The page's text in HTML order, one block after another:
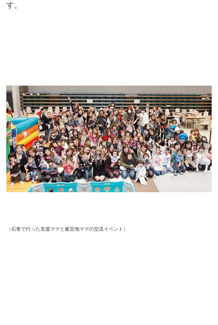
す。
（石巻で行った支援ママと被災地ママの交流イベント）